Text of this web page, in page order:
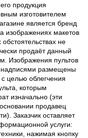
продукция
изготовителем
является бренд
изображениях макетов
обстоятельствах не
продаёт данный
Изображения пультов
размещены
с целью облегчения
которым
изначально (эти
продавец
Заказчик оставляет
услуги:
нажимая кнопку